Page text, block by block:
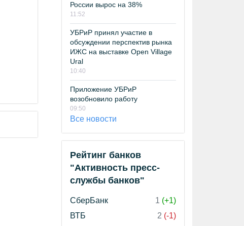
России вырос на 38%
11:52
УБРиР принял участие в
обсуждении перспектив рынка
ИЖС на выставке Open Village
Ural
10:40
Приложение УБРиР
возобновило работу
09:50
Все новости
Рейтинг банков
"Активность пресс-
службы банков"
СберБанк 1 (+1)
ВТБ
2 (-1)